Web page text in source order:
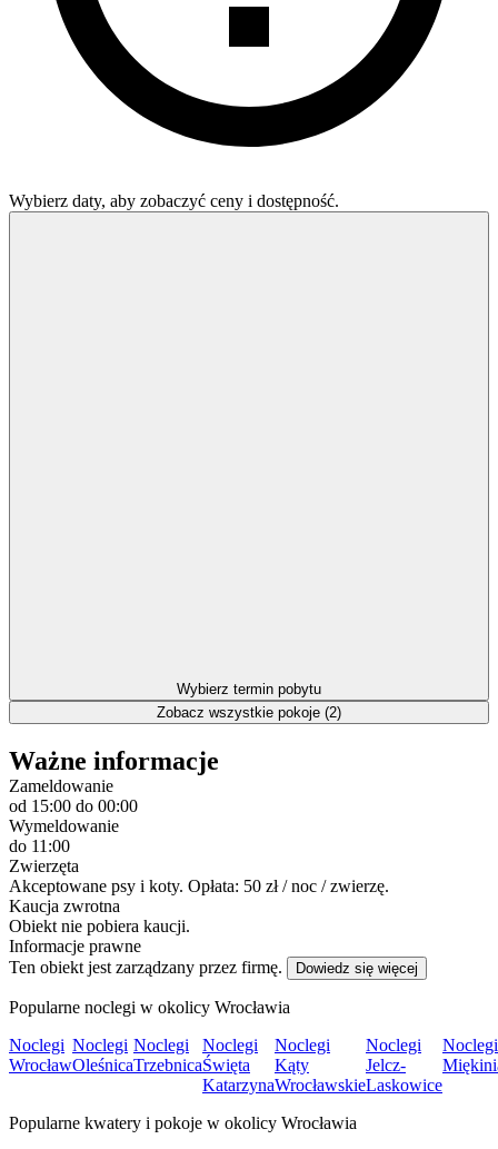
Wybierz daty, aby zobaczyć ceny i dostępność.
Wybierz termin pobytu
Zobacz wszystkie pokoje (2)
Ważne informacje
Zameldowanie
od 15:00 do 00:00
Wymeldowanie
do 11:00
Zwierzęta
Akceptowane psy i koty. Opłata: 50 zł / noc / zwierzę.
Kaucja zwrotna
Obiekt nie pobiera kaucji.
Informacje prawne
Ten obiekt jest zarządzany przez firmę.
Dowiedz się więcej
Popularne noclegi w okolicy Wrocławia
Noclegi
Wrocław
Noclegi
Oleśnica
Noclegi
Trzebnica
Noclegi
Święta
Katarzyna
Noclegi
Kąty
Wrocławskie
Noclegi
Jelcz-
Laskowice
Noclegi
Popularne kwatery i pokoje w okolicy Wrocławia